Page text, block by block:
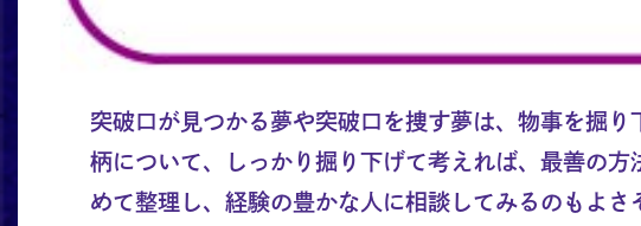
突破口が見つかる夢や突破口を捜す夢は、物事を掘
柄について、しっかり掘り下げて考えれば、最善の
めて整理し、経験の豊かな人に相談してみるのもよ